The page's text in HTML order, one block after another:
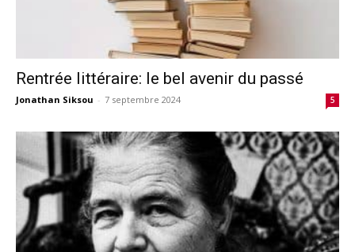
Rentrée littéraire: le bel avenir du passé
Jonathan Siksou - 7 septembre 2024 5